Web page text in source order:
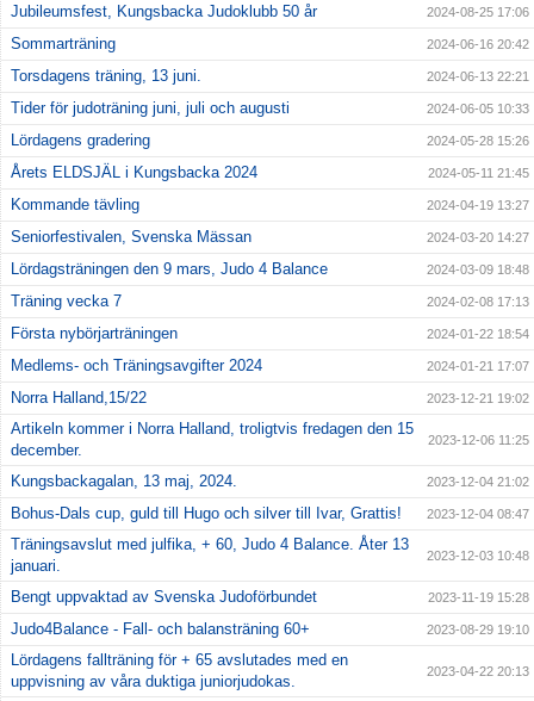
Jubileumsfest, Kungsbacka Judoklubb 50 år 2024-08-25 17:06
Sommarträning 2024-06-16 20:42
Torsdagens träning, 13 juni. 2024-06-13 22:21
Tider för judoträning juni, juli och augusti 2024-06-05 10:33
Lördagens gradering 2024-05-28 15:26
Årets ELDSJÄL i Kungsbacka 2024 2024-05-11 21:45
Kommande tävling 2024-04-19 13:27
Seniorfestivalen, Svenska Mässan 2024-03-20 14:27
Lördagsträningen den 9 mars, Judo 4 Balance 2024-03-09 18:48
Träning vecka 7 2024-02-08 17:13
Första nybörjarträningen 2024-01-22 18:54
Medlems- och Träningsavgifter 2024 2024-01-21 17:07
Norra Halland,15/22 2023-12-21 19:02
Artikeln kommer i Norra Halland, troligtvis fredagen den 15
december.
2023-12-06 11:25
Kungsbackagalan, 13 maj, 2024. 2023-12-04 21:02
Bohus-Dals cup, guld till Hugo och silver till Ivar, Grattis! 2023-12-04 08:47
Träningsavslut med julfika, + 60, Judo 4 Balance. Åter 13
januari.
2023-12-03 10:48
Bengt uppvaktad av Svenska Judoförbundet 2023-11-19 15:28
Judo4Balance - Fall- och balansträning 60+ 2023-08-29 19:10
Lördagens fallträning för + 65 avslutades med en
uppvisning av våra duktiga juniorjudokas.
2023-04-22 20:13